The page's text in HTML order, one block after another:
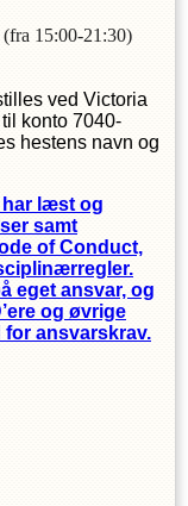
15:00-21:30)
ved Victoria
konto 7040-
hestens navn og
har læst og
samt
of Conduct,
eget ansvar, og
og øvrige
ansvarskrav.